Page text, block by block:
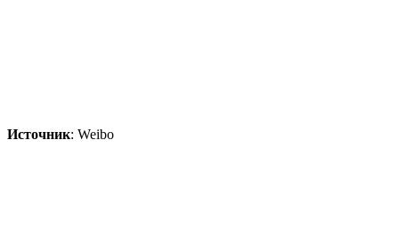
Источник: Weibo